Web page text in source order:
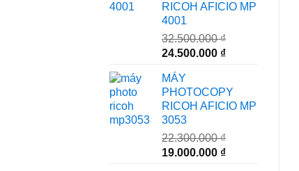
RICOH AFICIO MP
4001
32.500.000₫
Giá
là:
32.500.000 ₫.
24.500.000 ₫Giá
là:
24.500.000 ₫.
MÁY
PHOTOCOPY
RICOH AFICIO MP
3053
22.300.000₫
Giá
19.000.000 ₫Giá